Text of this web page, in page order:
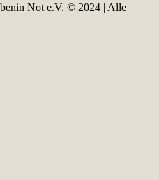
Not e.V. © 2024 | Alle